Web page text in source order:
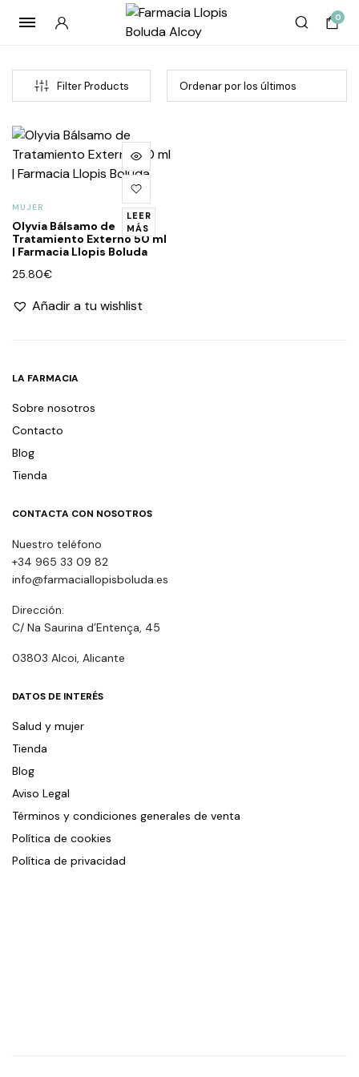
0
Filter Products
LEER
MÁS
MUJER
Olyvia Bálsamo de
Tratamiento Externo 50 ml
| Farmacia Llopis Boluda
25.80€
Añadir a tu wishlist
LA FARMACIA
Sobre nosotros
Contacto
Blog
Tienda
CONTACTA CON NOSOTROS
Nuestro teléfono
+34 965 33 09 82
info@farmaciallopisboluda.es
Dirección:
C/ Na Saurina d’Entença, 45
03803 Alcoi, Alicante
DATOS DE INTERÉS
Salud y mujer
Tienda
Blog
Aviso Legal
Términos y condiciones generales de venta
Política de cookies
Política de privacidad